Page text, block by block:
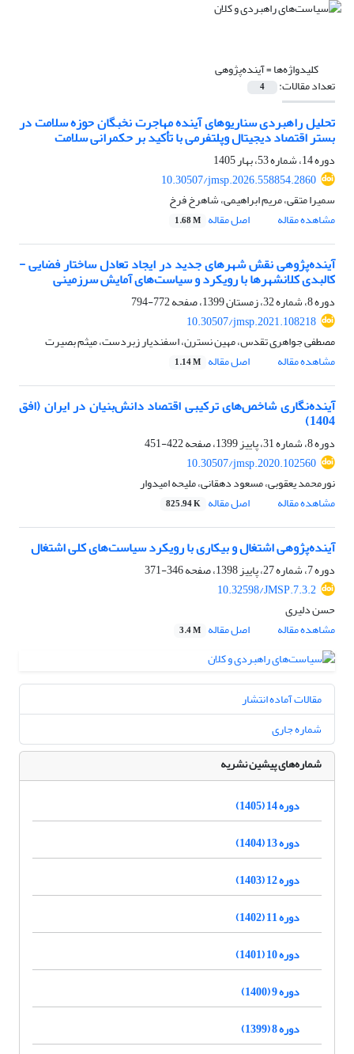
کلیدواژه‌ها =آینده‌پژوهی
تعداد مقالات: 4
تحلیل راهبردی سناریوهای آینده مهاجرت نخبگان حوزه سلامت در
بستر اقتصاد دیجیتال وپلتفرمی با تأکید بر حکمرانی سلامت
دوره 14، شماره 53، بهار 1405
10.30507/jmsp.2026.558854.2860
سمیرا متقی، مریم ابراهیمی، شاهرخ فرخ
مشاهده مقاله
اصل مقاله 1.68 M
آینده‌پژوهی نقش شهرهای جدید در ایجاد تعادل ساختار فضایی -
کالبدی کلانشهرها با رویکرد و سیاست‌های آمایش سرزمینی
دوره 8، شماره 32، زمستان 1399، صفحه
772-794
10.30507/jmsp.2021.108218
مصطفی جواهری تقدس، مهین نسترن، اسفندیار زبردست، میثم بصیرت
مشاهده مقاله
اصل مقاله 1.14 M
آینده‌نگاری شاخص‌های ترکیبی اقتصاد دانش‌بنیان در ایران (افق
1404)
دوره 8، شماره 31، پاییز 1399، صفحه
422-451
10.30507/jmsp.2020.102560
نورمحمد یعقوبی، مسعود دهقانی، ملیحه امیدوار
مشاهده مقاله
اصل مقاله 825.94 K
آینده‌پژوهی اشتغال و بیکاری با رویکرد سیاست‌های کلی اشتغال
دوره 7، شماره 27، پاییز 1398، صفحه
346-371
10.32598/JMSP.7.3.2
حسن دلیری
مشاهده مقاله
اصل مقاله 3.4 M
مقالات آماده انتشار
شماره جاری
شماره‌های پیشین نشریه
دوره 14 (1405)
دوره 13 (1404)
دوره 12 (1403)
دوره 11 (1402)
دوره 10 (1401)
دوره 9 (1400)
دوره 8 (1399)